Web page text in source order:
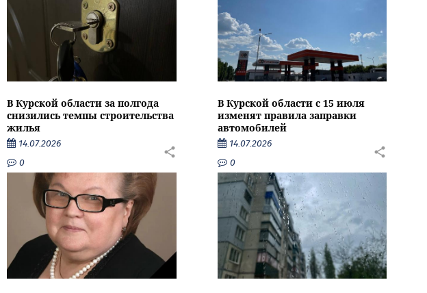
В Курской области за полгода
снизились темпы строительства
жилья
14.07.2026
0
В Курской области с 15 июля
изменят правила заправки
автомобилей
14.07.2026
0